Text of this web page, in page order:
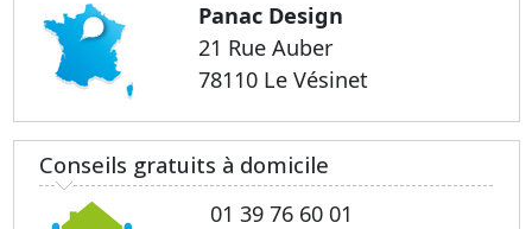
Panac Design
21 Rue Auber
78110 Le Vésinet
Conseils gratuits à domicile
01 39 76 60 01